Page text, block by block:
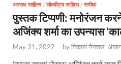
अपराध साहित्य/ लोकप्रिय साहित्य/ समीक्षा
पुस्तक टिप्पणी: मनोरंजन
अजिंक्य शर्मा का उपन्यास
May 31, 2022 - byविकास नैनवाल